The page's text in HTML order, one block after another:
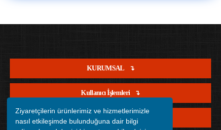
Ziyaretçilerin ürünlerimiz ve hizmetlerimizle
nasıl etkileşimde bulunduğuna dair bilgi
KURUMSAL
Kullanıcı İşlemleri
Satış İşlemleri